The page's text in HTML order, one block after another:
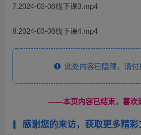
7.2024-03-06线下课3.mp4
8.2024-03-06线下课4.mp4
此处内容已隐藏，请付
------本页内容已结束，喜欢
感谢您的来访，获取更多精彩